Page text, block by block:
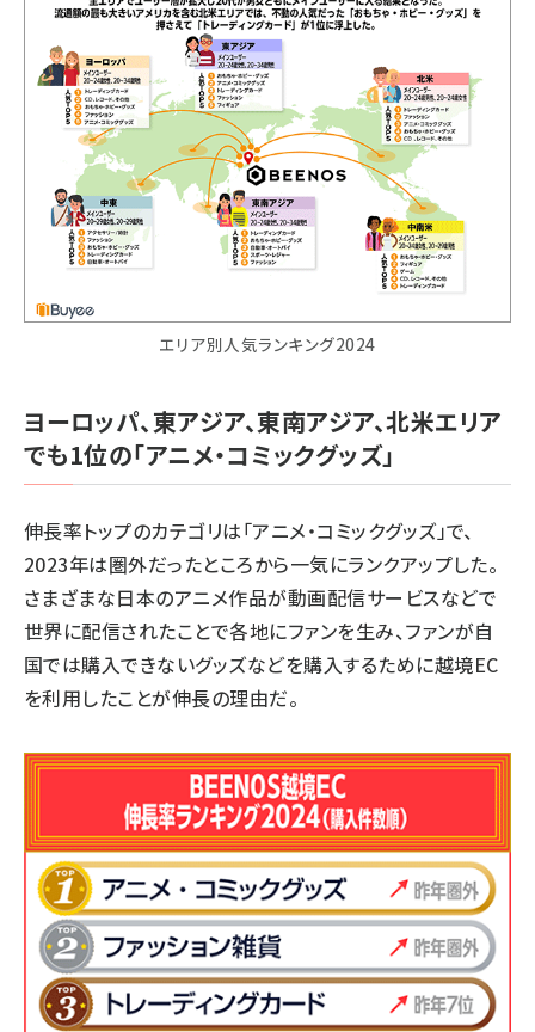
エリア別人気ランキング2024
ヨーロッパ、東アジア、東南アジア、北米エリア
でも1位の「アニメ・コミックグッズ」
伸長率トップのカテゴリは「アニメ・コミックグッズ」で、
2023年は圏外だったところから一気にランクアップした。
さまざまな日本のアニメ作品が動画配信サービスなどで
世界に配信されたことで各地にファンを生み、ファンが自
国では購入できないグッズなどを購入するために越境EC
を利用したことが伸長の理由だ。